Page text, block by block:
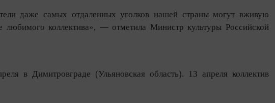
даже самых отдаленных уголков нашей страны могут вживую
любимого коллектива», — отметила Министр культуры Российской
в Димитровграде (Ульяновская область). 13 апреля коллектив